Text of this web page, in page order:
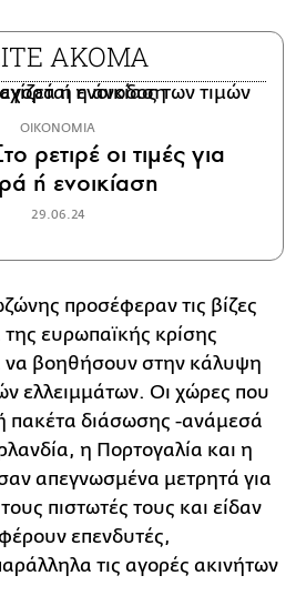
ΑΚΟΜΑ
ΟΙΚΟΝΟΜΙΑ
ρετιρέ οι τιμές για
ή ενοικίαση
29.06.24
προσέφεραν τις βίζες
ευρωπαϊκής κρίσης
να βοηθήσουν στην κάλυψη
ελλειμμάτων. Οι χώρες που
πακέτα διάσωσης -ανάμεσά
η Πορτογαλία και η
απεγνωσμένα μετρητά για
πιστωτές τους και είδαν
επενδυτές,
τις αγορές ακινήτων